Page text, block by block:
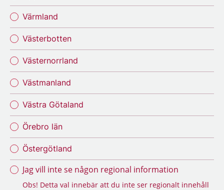
Värmland
Västerbotten
Västernorrland
Västmanland
Västra Götaland
Örebro län
Östergötland
Jag vill inte se någon regional information
Obs! Detta val innebär att du inte ser regionalt innehåll